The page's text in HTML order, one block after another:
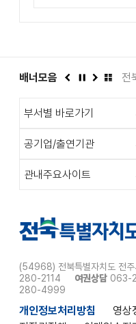
배너모음
서관 인권상담 1331 전
부서별 바로가기
공기업/출연기관
관내주요사이트
(54968) 전북특별자치도 전
280-2114
여권상담 063-
280-4999
개인정보처리방침
영상